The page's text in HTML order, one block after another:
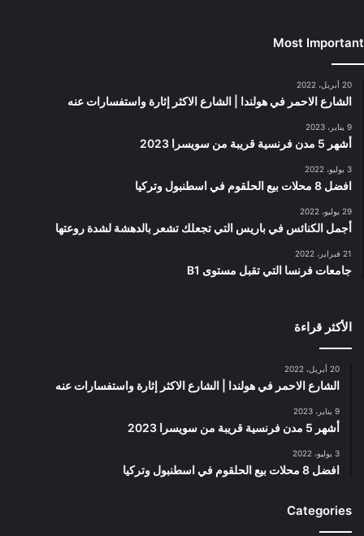
Most Important
20 أبريل، 2022
الشارع الاحمر في هولندا | الشارع الاكثر إثارة واستفسارات عنه
9 يناير، 2023
أشهر 5 مدن فرنسية قريبة من سويسرا 2023
3 يوليو، 2022
افضل 8 محلات بيع الحلقوم في اسطنبول وتركيا
29 يوليو، 2022
أجمل الكنائس في باريس التي تجعلك تشعر بالدهشة لشدة روعتها
21 فبراير، 2022
جامعات فرنسا التي تقبل مستوى B1
الأكثر قراءة
20 أبريل، 2022
الشارع الاحمر في هولندا | الشارع الاكثر إثارة واستفسارات عنه
9 يناير، 2023
أشهر 5 مدن فرنسية قريبة من سويسرا 2023
3 يوليو، 2022
افضل 8 محلات بيع الحلقوم في اسطنبول وتركيا
Categories